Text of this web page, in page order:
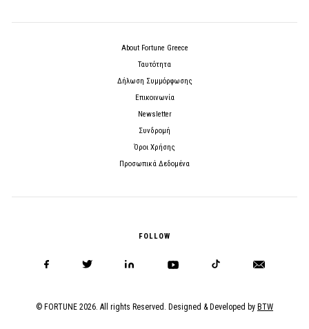
About Fortune Greece
Ταυτότητα
Δήλωση Συμμόρφωσης
Επικοινωνία
Newsletter
Συνδρομή
Όροι Χρήσης
Προσωπικά Δεδομένα
FOLLOW
© FORTUNE 2026. All rights Reserved. Designed & Developed by BTW